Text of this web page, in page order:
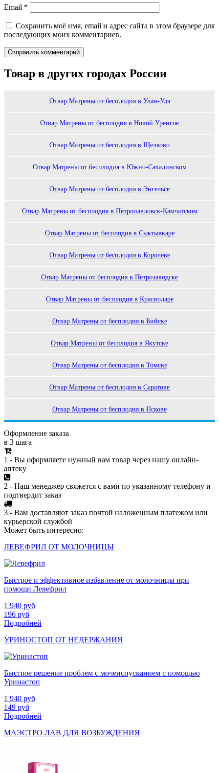
Email *
Сохранить моё имя, email и адрес сайта в этом браузере для
последующих моих комментариев.
Товар в других городах России
Отвар Матрены от бесплодия в Улан-Удэ
Отвар Матрены от бесплодия в Новой Уренгое
Отвар Матрены от бесплодия в Щелково
Отвар Матрены от бесплодия в Южно-Сахалинском
Отвар Матрены от бесплодия в Энгельсе
Отвар Матрены от бесплодия в Петропавловск-Камчатском
Отвар Матрены от бесплодия в Сыктывкаре
Отвар Матрены от бесплодия в Королёве
Отвар Матрены от бесплодия в Петрозаводске
Отвар Матрены от бесплодия в Краснодаре
Отвар Матрены от бесплодия в Бийске
Отвар Матрены от бесплодия в Якутске
Отвар Матрены от бесплодия в Томске
Отвар Матрены от бесплодия в Саратове
Отвар Матрены от бесплодия в Пскове
Оформление заказа
в 3 шага
1 - Вы оформляете нужный вам товар через нашу онлайн-
аптеку
2 - Наш менеджер свяжется с вами по указанному телефону и
подтвердит заказ
3 - Вам доставляют заказ почтой наложенным платежом или
курьерской службой
Может быть интересно:
ЛЕВЕФРИЛ ОТ МОЛОЧНИЦЫ
Быстрое и эффективное избавление от молочницы при
помощи Левефрил
1 940 руб
196 руб
Подробней
УРИНОСТОП ОТ НЕДЕРЖАНИЯ
Быстрое решение проблем с мочеиспусканием с помощью
Уринастоп
1 940 руб
149 руб
Подробней
МАЭСТРО ЛАВ ДЛЯ ВОЗБУЖДЕНИЯ